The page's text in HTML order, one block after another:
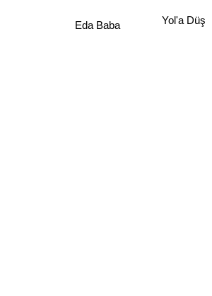
Yol'a Düş
Eda Baba